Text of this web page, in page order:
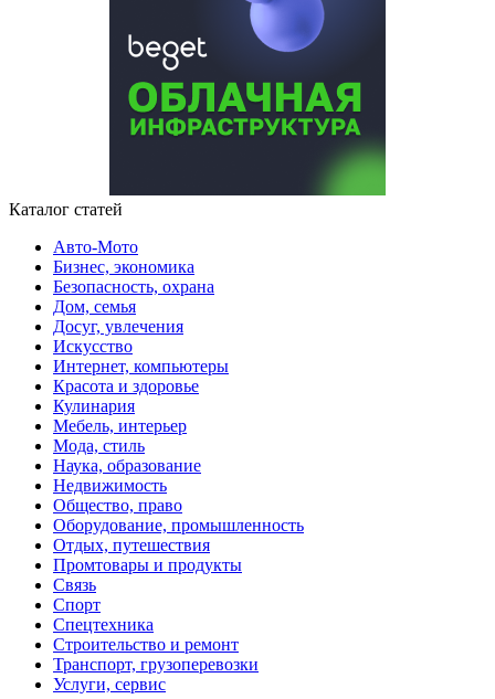
Каталог статей
Авто-Мото
Бизнес, экономика
Безопасность, охрана
Дом, семья
Досуг, увлечения
Искусство
Интернет, компьютеры
Красота и здоровье
Кулинария
Мебель, интерьер
Мода, стиль
Наука, образование
Недвижимость
Общество, право
Оборудование, промышленность
Отдых, путешествия
Промтовары и продукты
Связь
Спорт
Спецтехника
Строительство и ремонт
Транспорт, грузоперевозки
Услуги, сервис